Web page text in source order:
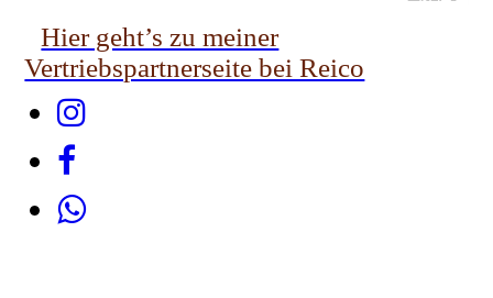
Hier geht’s zu meiner
Vertriebspartnerseite bei Reico